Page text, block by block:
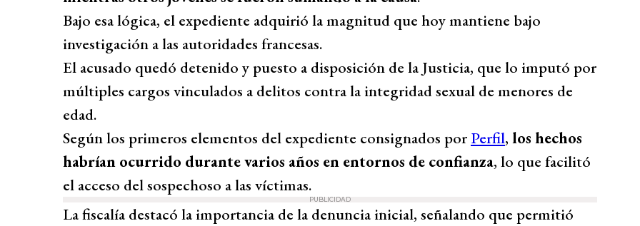
Bajo esa lógica, el expediente adquirió la magnitud que hoy mantiene bajo
investigación a las autoridades francesas.
El acusado quedó detenido y puesto a disposición de la Justicia, que lo imputó por
múltiples cargos vinculados a delitos contra la integridad sexual de menores de
edad.
Según los primeros elementos del expediente consignados por Perfil, los hechos
habrían ocurrido durante varios años en entornos de confianza, lo que facilitó
el acceso del sospechoso a las víctimas.
PUBLICIDAD
La fiscalía destacó la importancia de la denuncia inicial, señalando que permitió